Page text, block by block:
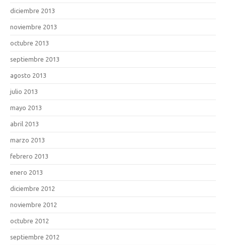
diciembre 2013
noviembre 2013
octubre 2013
septiembre 2013
agosto 2013
julio 2013
mayo 2013
abril 2013
marzo 2013
febrero 2013
enero 2013
diciembre 2012
noviembre 2012
octubre 2012
septiembre 2012